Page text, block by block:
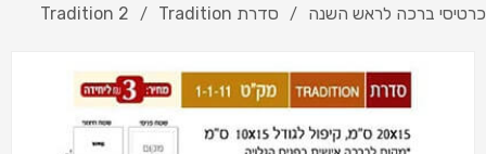
כרטיסי ברכה לראש השנה / סדרת Tradition /
Tradition 2